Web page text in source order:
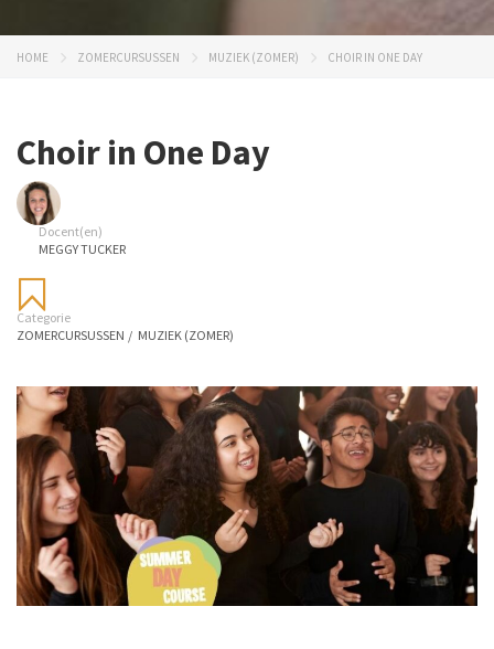
HOME ZOMERCURSUSSEN MUZIEK (ZOMER) CHOIR IN ONE DAY
Choir in One Day
Docent(en)
MEGGY TUCKER
Categorie
ZOMERCURSUSSEN / MUZIEK (ZOMER)